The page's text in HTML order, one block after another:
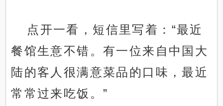
点开一看，短信里写着：“最近
餐馆生意不错。有一位来自中国大
陆的客人很满意菜品的口味，最近
常常过来吃饭。”